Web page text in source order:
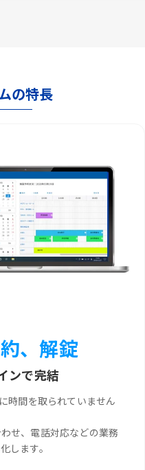
の特長
、解錠
ンで完結
時間を取られていません
せ、電話対応などの業務
します。